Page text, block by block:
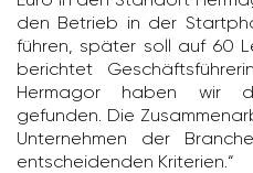
den Betrieb in der
führen, später soll auf 60
berichtet
Hermagor haben wir
gefunden. Die
Unter­nehmen der
entschei­denden Krite­rien.“